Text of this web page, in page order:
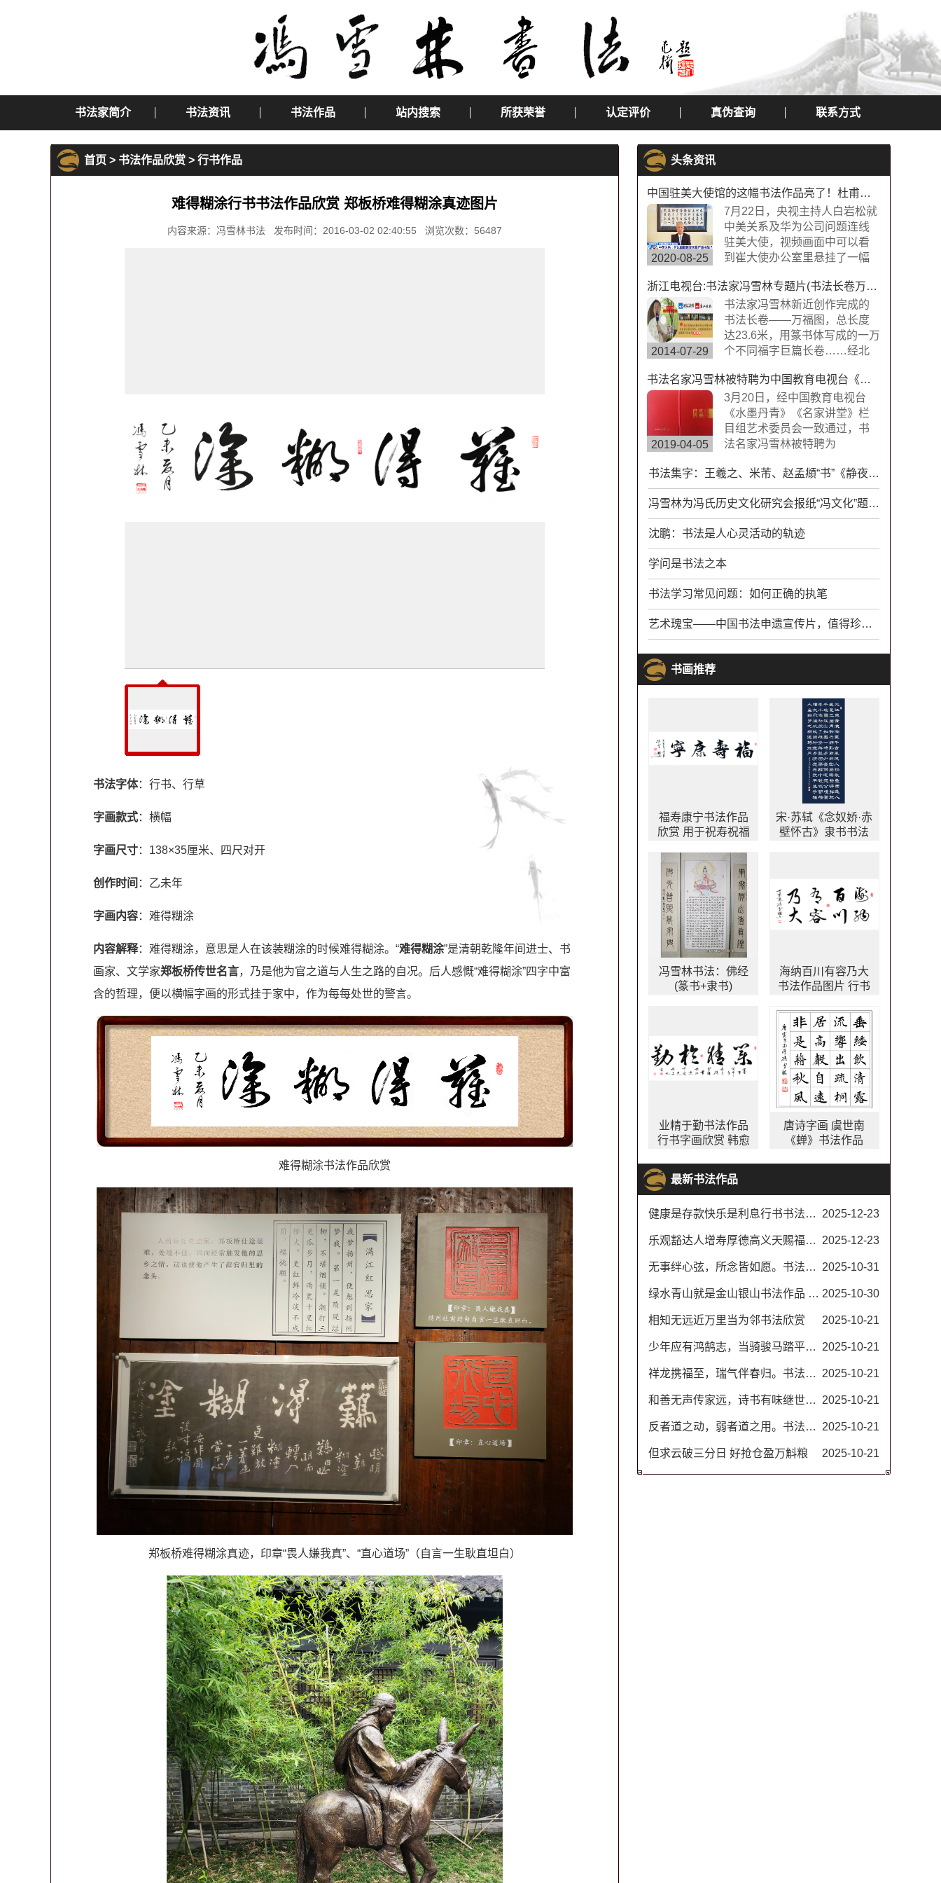
书法家简介 书法资讯 书法作品 站内搜索 所获荣誉 认定评价 真伪查询 联系方式
首页 > 书法作品欣赏 > 行书作品
难得糊涂行书书法作品欣赏 郑板桥难得糊涂真迹图片
内容来源：冯雪林书法 发布时间：2016-03-02 02:40:55 浏览次数：56487
书法字体：行书、行草
字画款式：横幅
字画尺寸：138×35厘米、四尺对开
创作时间 ：乙未年
字画内容：难得糊涂
内容解释：难得糊涂，意思是人在该装糊涂的时候难得糊涂。“难得糊涂”是清朝乾隆年间进士、书
画家、文学家郑板桥传世名言，乃是他为官之道与人生之路的自况。后人感慨“难得糊涂”四字中富
含的哲理，便以横幅字画的形式挂于家中，作为每每处世的警言。
难得糊涂书法作品欣赏
郑板桥难得糊涂真迹，印章“畏人嫌我真”、“直心道场”（自言一生耿直坦白）
头条资讯
中国驻美大使馆的这幅书法作品亮了！杜甫望岳书法作品
2020-08-25
7月22日，央视主持人白岩松就
中美关系及华为公司问题连线
驻美大使，视频画面中可以看
到崔大使办公室里悬挂了一幅
甫的《望岳》，极具内涵，这
幅作品的书法字体是典型欧体
楷书，方圆兼备、严谨工整、
挺劲险峻。
浙江电视台:书法家冯雪林专题片(书法长卷万福图)
2014-07-29
书法家冯雪林新近创作完成的
书法长卷——万福图，总长度
达23.6米，用篆书体写成的一万
个不同福字巨篇长卷……经北
今为止世界上唯一的福字长篇
书法作品，具有很高的搜藏价
值。浙江卫视拍摄组来到杭州
余杭径山风情小镇专门拍摄了
此次专题片。
书法名家冯雪林被特聘为中国教育电视台《水墨丹青》《名家讲堂》栏目组签约艺术家
2019-04-05
3月20日，经中国教育电视台
《水墨丹青》《名家讲堂》栏
目组艺术委员会一致通过，书
法名家冯雪林被特聘为
堂》栏目组签约艺术家。中国
教育电视台《水墨丹青》是以
“弘扬中华传统文化，传承水墨
艺术精髓”为宗旨，展示现代中
国书画艺术发展变化的大型电
视文化栏目。
书法集字：王羲之、米芾、赵孟頫“书”《静夜思》，谁更胜一筹？
冯雪林为冯氏历史文化研究会报纸“冯文化”题写报头
沈鹏：书法是人心灵活动的轨迹
学问是书法之本
书法学习常见问题：如何正确的执笔
艺术瑰宝——中国书法申遗宣传片，值得珍藏！
书画推荐
福寿康宁书法作品
欣赏 用于祝寿祝福
辈
宋·苏轼《念奴娇·赤
壁怀古》隶书书法
冯雪林书法：佛经
(篆书+隶书)
海纳百川有容乃大
书法作品图片 行书
徐名言自勉联 川大
校训书法
业精于勤书法作品
行书字画欣赏 韩愈
唐诗字画 虞世南
《蝉》书法作品
最新书法作品
2025-12-23
健康是存款快乐是利息行书书法对联
2025-12-23
乐观豁达人增寿厚德高义天赐福书法楷书
2025-10-31
无事绊心弦，所念皆如愿。书法图片
2025-10-30
绿水青山就是金山银山书法作品 名家毛笔行书图片
2025-10-21
相知无远近万里当为邻书法欣赏
2025-10-21
少年应有鸿鹄志，当骑骏马踏平川。励志书法对联
2025-10-21
祥龙携福至，瑞气伴春归。书法春联
2025-10-21
和善无声传家远，诗书有味继世长。隶书书法欣赏 治家格言楹联
2025-10-21
反者道之动，弱者道之用。书法作品 道德经名句
2025-10-21
但求云破三分日 好抢仓盈万斛粮